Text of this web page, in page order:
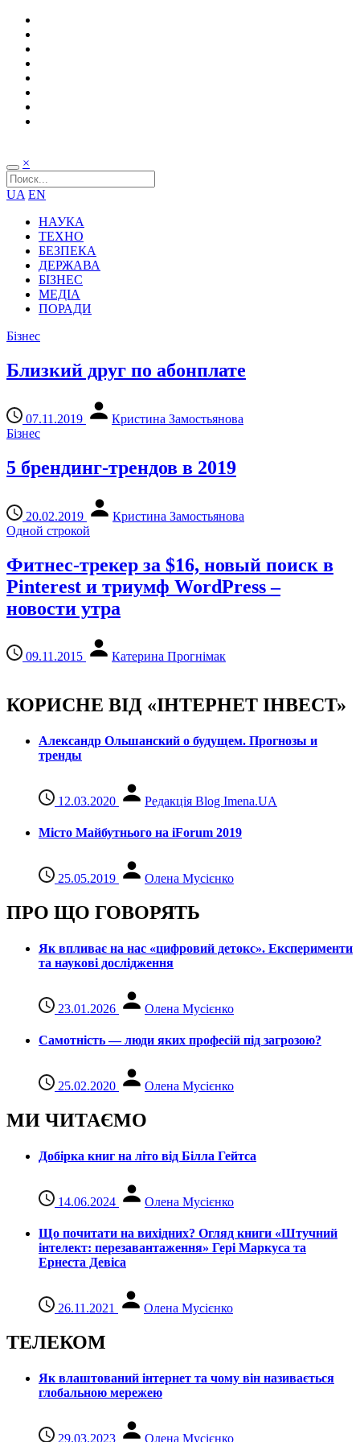
×
UA EN
НАУКА
ТЕХНО
БЕЗПЕКА
ДЕРЖАВА
БІЗНЕС
МЕДІА
ПОРАДИ
Бізнес
Близкий друг по абонплате
07.11.2019
Кристина Замостьянова
Бізнес
5 брендинг-трендов в 2019
20.02.2019
Кристина Замостьянова
Одной строкой
Фитнес-трекер за $16, новый поиск в
Pinterest и триумф WordPress –
новости утра
09.11.2015 Катерина Прогнімак
КОРИСНЕ ВІД «ІНТЕРНЕТ ІНВЕСТ»
Александр Ольшанский о будущем. Прогнозы и
тренды
12.03.2020 Редакція Blog Imena.UA
Місто Майбутнього на iForum 2019
25.05.2019 Олена Мусієнко
ПРО ЩО ГОВОРЯТЬ
Як впливає на нас «цифровий детокс». Експерименти
та наукові дослідження
23.01.2026 Олена Мусієнко
Самотність — люди яких професій під загрозою?
25.02.2020 Олена Мусієнко
МИ ЧИТАЄМО
Добірка книг на літо від Білла Гейтса
14.06.2024 Олена Мусієнко
Що почитати на вихідних? Огляд книги «Штучний
інтелект: перезавантаження» Гері Маркуса та
Ернеста Девіса
26.11.2021 Олена Мусієнко
ТЕЛЕКОМ
Як влаштований інтернет та чому він називається
глобальною мережею
29.03.2023 Олена Мусієнко